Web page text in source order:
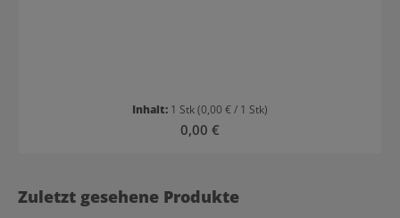
Inhalt: 1 Stk(0,00 € / 1 Stk)
Regulärer Preis:
0,00 €
Zuletzt gesehene Produkte